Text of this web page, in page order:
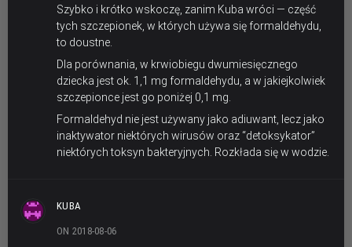
Szybko i krótko wskoczę, zanim Kuba wróci — część
tych szczepionek, w których używa się formaldehydu,
to doustne.
Dla porównania, w krwiobiegu dwumiesięcznego
dziecka jest ok. 1,1 mg formaldehydu, a w jakiejkolwiek
szczepionce jest go poniżej 0,1 mg.
Formaldehyd nie jest używany jako adiuwant, lecz jako
inaktywator niektórych wirusów oraz “detoksykator”
niektórych toksyn bakteryjnych. Rozkłada się w wodzie.
KUBA
ON 2018-08-06